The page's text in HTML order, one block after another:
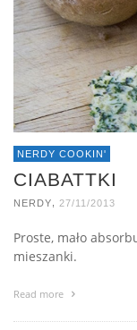
NERDY COOKIN'
CIABATTKI
NERDY 27/11/2013
Proste, mało
mieszanki.
Read more